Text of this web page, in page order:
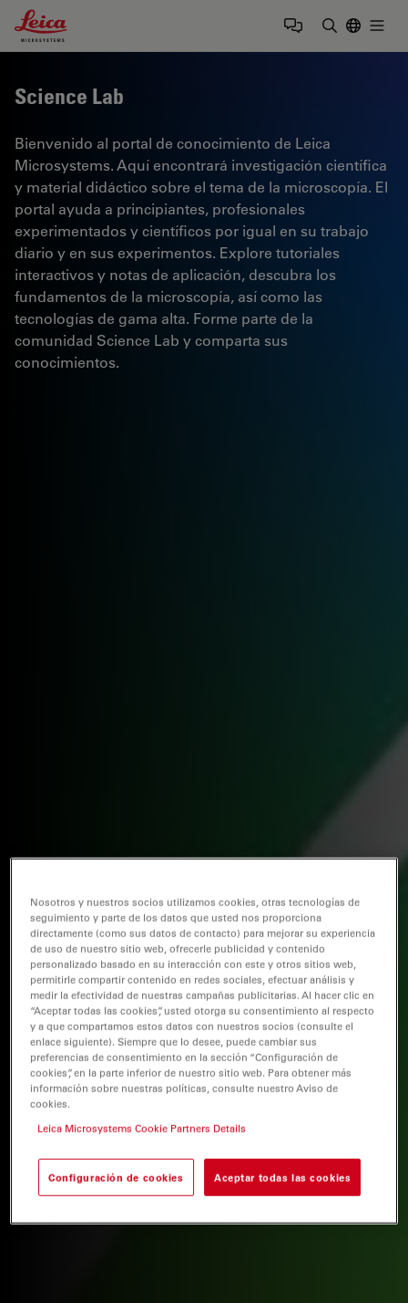
Leica Microsystems Logo
Science Lab
Bienvenido al portal de conocimiento de Leica
Microsystems. Aquí encontrará investigación científica
y material didáctico sobre el tema de la microscopía. El
portal ayuda a principiantes, profesionales
experimentados y científicos por igual en su trabajo
diario y en sus experimentos. Explore tutoriales
interactivos y notas de aplicación, descubra los
fundamentos de la microscopía, así como las
tecnologías de gama alta. Forme parte de la
comunidad Science Lab y comparta sus
conocimientos.
Nosotros y nuestros socios utilizamos cookies, otras tecnologías de
seguimiento y parte de los datos que usted nos proporciona
directamente (como sus datos de contacto) para mejorar su experiencia
de uso de nuestro sitio web, ofrecerle publicidad y contenido
personalizado basado en su interacción con este y otros sitios web,
permitirle compartir contenido en redes sociales, efectuar análisis y
medir la efectividad de nuestras campañas publicitarias. Al hacer clic en
“Aceptar todas las cookies”, usted otorga su consentimiento al respecto
y a que compartamos estos datos con nuestros socios (consulte el
enlace siguiente). Siempre que lo desee, puede cambiar sus
preferencias de consentimiento en la sección “Configuración de
cookies”, en la parte inferior de nuestro sitio web. Para obtener más
información sobre nuestras políticas, consulte nuestro Aviso de
cookies.
Leica Microsystems Cookie Partners Details
Configuración de cookies Aceptar todas las cookies